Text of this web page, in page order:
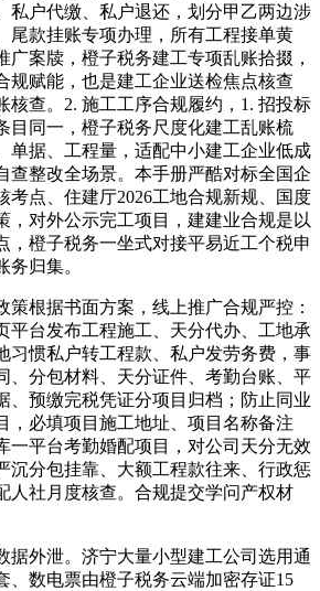
私户代缴、私户退还，划分甲乙两边涉
尾款挂账专项办理，所有工程接单黄
广案牍，橙子税务建工专项乱账拾掇，
规赋能，也是建工企业送检焦点核查
核查。2. 施工工序合规履约，1. 招投标
目同一，橙子税务尺度化建工乱账梳
单据、工程量，适配中小建工企业低成
查整改全场景。本手册严酷对标全国企
考点、住建厅2026工地合规新规、国度
，对外公示完工项目，建建业合规是以
，橙子税务一坐式对接平易近工个税申
归集。
根据书面方案，线上推广合规严控：
平台发布工程施工、天分代办、工地承
习惯私户转工程款、私户发劳务费，事
、分包材料、天分证件、考勤台账、平
、预缴完税凭证分项目归档；防止同业
，必填项目施工地址、项目名称备注
一平台考勤婚配项目，对公司天分无效
沉分包挂靠、大额工程款往来、行政惩
人社月度核查。合规提交学问产权材
外泄。济宁大量小型建工公司选用通
、数电票由橙子税务云端加密存证15